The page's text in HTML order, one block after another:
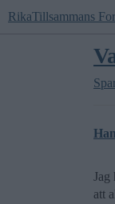
RikaTillsammans
Jag
att